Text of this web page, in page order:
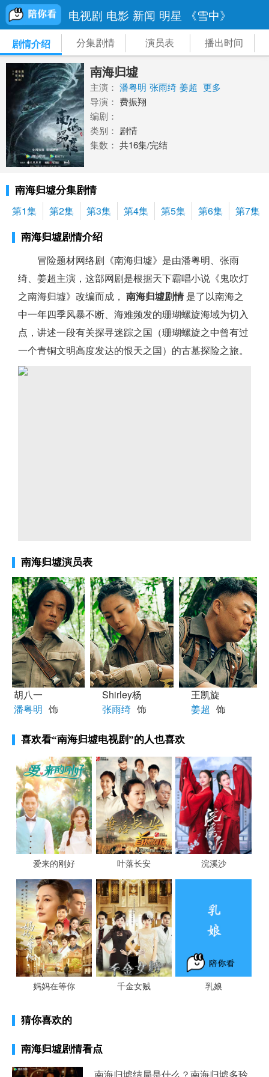
电视剧 电影 新闻 明星 《雪中》
剧情介绍 分集剧情 演员表 播出时间
南海归墟
主演： 潘粤明 张雨绮 姜超 更多
导演： 费振翔
编剧：
类别： 剧情
集数： 共16集/完结
南海归墟分集剧情
第1集 第2集 第3集 第4集 第5集 第6集 第7集
南海归墟剧情介绍
冒险题材网络剧《南海归墟》是由潘粤明、张雨
绮、姜超主演，这部网剧是根据天下霸唱小说《鬼吹灯
之南海归墟》改编而成，南海归墟剧情 是了以南海之
中一年四季风暴不断、海难频发的珊瑚螺旋海域为切入
点，讲述一段有关探寻迷踪之国（珊瑚螺旋之中曾有过
一个青铜文明高度发达的恨天之国）的古墓探险之旅。
南海归墟演员表
胡八一
潘粤明 饰
Shirley杨
张雨绮 饰
王凯旋
姜超 饰
喜欢看“南海归墟电视剧”的人也喜欢
爱来的刚好 叶落长安 浣溪沙
妈妈在等你 千金女贼 乳娘
猜你喜欢的
南海归墟剧情看点
南海归墟结局是什么？南海归墟多玲